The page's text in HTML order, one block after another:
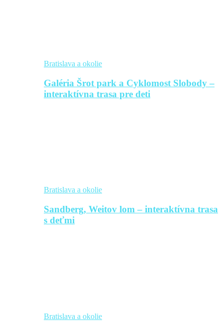
Bratislava a okolie
Galéria Šrot park a Cyklomost Slobody –
interaktívna trasa pre deti
Bratislava a okolie
Sandberg, Weitov lom – interaktívna trasa
s deťmi
Bratislava a okolie